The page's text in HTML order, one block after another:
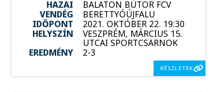
HAZAI
BALATON BÚTOR FCV
VENDÉG
BERETTYÓÚJFALU
IDŐPONT
2021. OKTÓBER 22. 19:30
HELYSZÍN
VESZPRÉM, MÁRCIUS 15.
UTCAI SPORTCSARNOK
EREDMÉNY
2-3
RÉSZLETEK